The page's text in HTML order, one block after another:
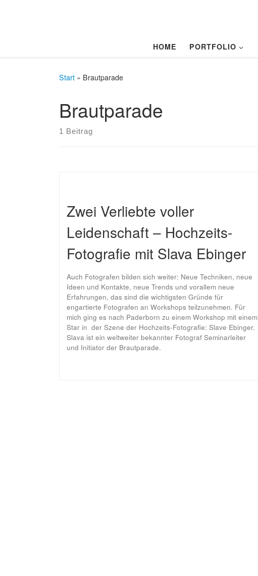
HOME PORTFOLIO
Start » Brautparade
Brautparade
1 Beitrag
Zwei Verliebte voller
Leidenschaft – Hochzeits-
Fotografie mit Slava Ebinger
Auch Fotografen bilden sich weiter: Neue Techniken, neue
Ideen und Kontakte, neue Trends und vorallem neue
Erfahrungen, das sind die wichtigsten Gründe für
engartierte Fotografen an Workshops teilzunehmen. Für
mich ging es nach Paderborn zu einem Workshop mit einem
Star in der Szene der Hochzeits-Fotografie: Slave Ebinger.
Slava ist ein weltweiter bekannter Fotograf Seminarleiter
und Initiator der Brautparade.